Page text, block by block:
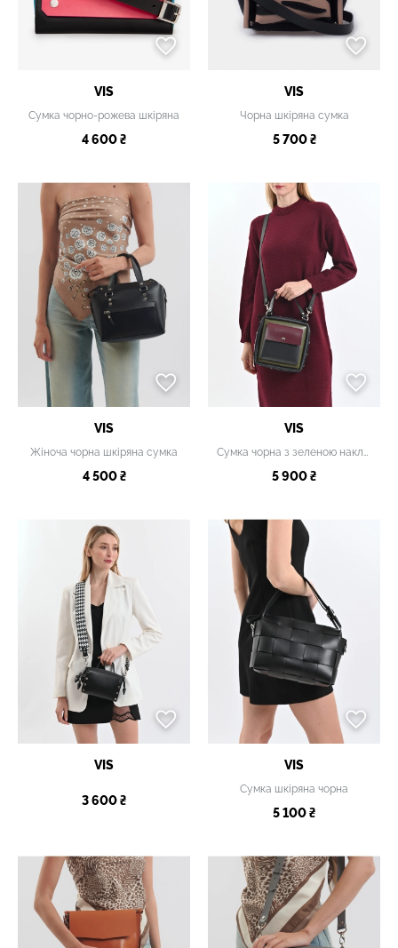
VIS
Сумка чорно-рожева шкіряна
4 600 ₴
VIS
Чорна шкіряна сумка
5 700 ₴
VIS
Жіноча чорна шкіряна сумка
4 500 ₴
VIS
5 900 ₴
VIS
3 600 ₴
VIS
Сумка шкіряна чорна
5 100 ₴